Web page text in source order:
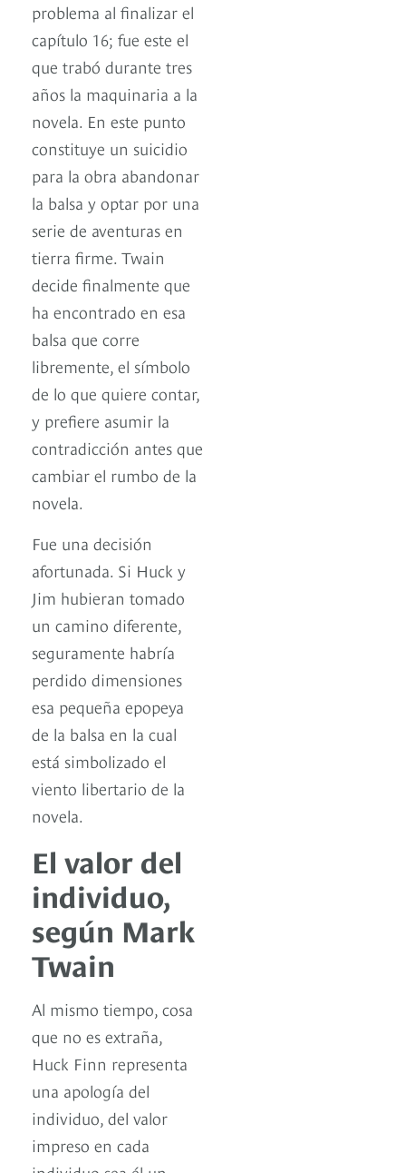
problema al finalizar el
capítulo 16; fue este el
que trabó durante tres
años la maquinaria a la
novela. En este punto
constituye un suicidio
para la obra abandonar
la balsa y optar por una
serie de aventuras en
tierra firme. Twain
decide finalmente que
ha encontrado en esa
balsa que corre
libremente, el símbolo
de lo que quiere contar,
y prefiere asumir la
contradicción antes que
cambiar el rumbo de la
novela.
Fue una decisión
afortunada. Si Huck y
Jim hubieran tomado
un camino diferente,
seguramente habría
perdido dimensiones
esa pequeña epopeya
de la balsa en la cual
está simbolizado el
viento libertario de la
novela.
El valor del
individuo,
según Mark
Twain
Al mismo tiempo, cosa
que no es extraña,
Huck Finn representa
una apología del
individuo, del valor
impreso en cada